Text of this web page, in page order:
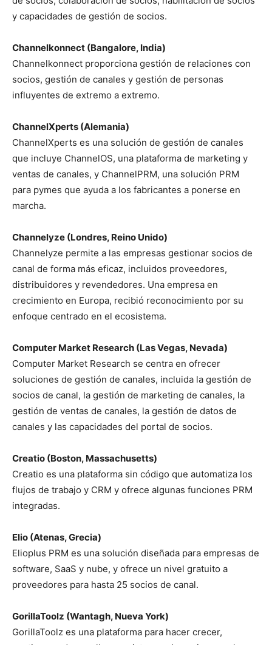
y capacidades de gestión de socios.
Channelkonnect (Bangalore, India)
Channelkonnect proporciona gestión de relaciones con
socios, gestión de canales y gestión de personas
influyentes de extremo a extremo.
ChannelXperts (Alemania)
ChannelXperts es una solución de gestión de canales
que incluye ChannelOS, una plataforma de marketing y
ventas de canales, y ChannelPRM, una solución PRM
para pymes que ayuda a los fabricantes a ponerse en
marcha.
Channelyze (Londres, Reino Unido)
Channelyze permite a las empresas gestionar socios de
canal de forma más eficaz, incluidos proveedores,
distribuidores y revendedores. Una empresa en
crecimiento en Europa, recibió reconocimiento por su
enfoque centrado en el ecosistema.
Computer Market Research (Las Vegas, Nevada)
Computer Market Research se centra en ofrecer
soluciones de gestión de canales, incluida la gestión de
socios de canal, la gestión de marketing de canales, la
gestión de ventas de canales, la gestión de datos de
canales y las capacidades del portal de socios.
Creatio (Boston, Massachusetts)
Creatio es una plataforma sin código que automatiza los
flujos de trabajo y CRM y ofrece algunas funciones PRM
integradas.
Elio (Atenas, Grecia)
Elioplus PRM es una solución diseñada para empresas de
software, SaaS y nube, y ofrece un nivel gratuito a
proveedores para hasta 25 socios de canal.
GorillaToolz (Wantagh, Nueva York)
GorillaToolz es una plataforma para hacer crecer,